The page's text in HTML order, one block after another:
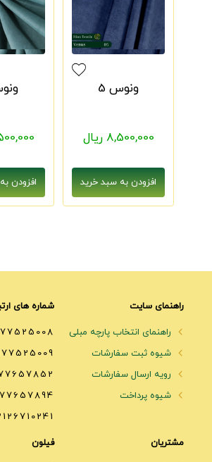
ونوس 5
8,500,000 ریال 8,500,000
راهنمای سایت
راهنمای انتخاب پارچه مبلی
شیوه ثبت سفارشات
رویه ارسال سفارشات
شیوه پرداخت
شماره های
مشتریان فیلون